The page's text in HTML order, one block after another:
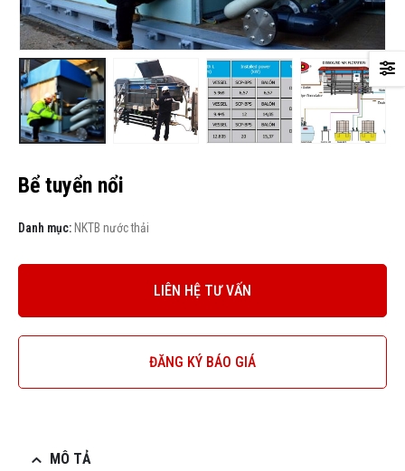
Bể tuyển nổi
Danh mục: NKTB nước thải
LIÊN HỆ TƯ VẤN
ĐĂNG KÝ BÁO GIÁ
MÔ TẢ